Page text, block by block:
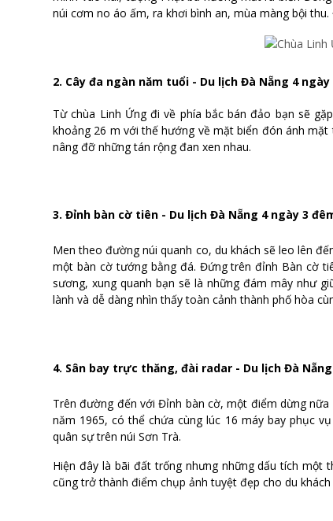
núi cơm no áo ấm, ra khơi bình an, mùa màng bội
2. Cây đa ngàn năm tuổi - Du lịch Đà Nẵng 4 ngày
Từ chùa Linh Ứng đi về phía bắc bán đảo bạn sẽ
khoảng 26 m với thế hướng về mặt biển đón ánh
nâng đỡ những tán rộng đan xen nhau.
3. Đỉnh bàn cờ tiên - Du lịch Đà Nẵng 4 ngày 3
Men theo đường núi quanh co, du khách sẽ leo lên
một bàn cờ tướng bằng đá. Đứng trên đỉnh Bàn cờ
sương, xung quanh bạn sẽ là những đám mây như
lành và dễ dàng nhìn thấy toàn cảnh thành phố hòa
4. Sân bay trực thăng, đài radar - Du lịch Đà
Trên đường đến với Đỉnh bàn cờ, một điểm dừng
năm 1965, có thể chứa cùng lúc 16 máy bay phục
quân sự trên núi Sơn Trà.
Hiện đây là bãi đất trống nhưng những dấu tích một
cũng trở thành điểm chụp ảnh tuyệt đẹp cho du khách